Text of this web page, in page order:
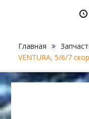
Главная
VENTURA, 5/6/7